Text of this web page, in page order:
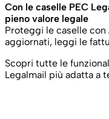
Con le caselle PEC
pieno valore legale
Proteggi le caselle
aggiornati, leggi le
Scopri tutte le
Legalmail più adatta a